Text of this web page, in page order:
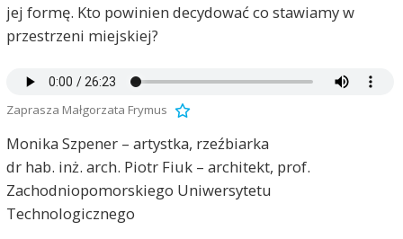
jej formę. Kto powinien decydować co stawiamy w
przestrzeni miejskiej?
Zaprasza Małgorzata Frymus
Monika Szpener – artystka, rzeźbiarka
dr hab. inż. arch. Piotr Fiuk – architekt, prof.
Zachodniopomorskiego Uniwersytetu
Technologicznego